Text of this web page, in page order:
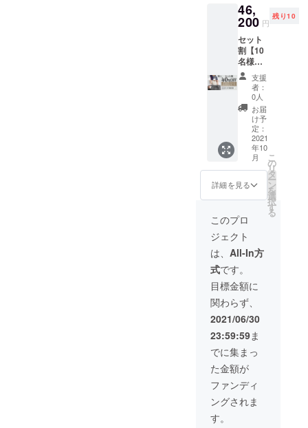
100%
サイ
ｘ
H180(c
m) 重
量:約
200g ※
モニ
ター環
境によ
り実際
の商品
の色合
いと異
見える
場合が
す。 ※
製造状
況によ
り出荷
遅れる
場合、
早急に
ご連絡
致しま
す。
ベー
ジュ ・
ライト
グレー
・ブ
ラック
━ 仕様
━ 素材:
ベビー
アルパ
カ100%
サイ
ズ:W60
H180(c
m) 重
量:約
ター環
り実際
の商品
の色合
いと異
なって
見える
場合が
ありま
製造状
況によ
り出荷
時期が
遅れる
場合、
早急に
（税・
送料
込） 配
送時
期：
2021年
10月頃
予定
【内
容】 下
記2色の
中か
ら、お
好きな1
枚をお
選びく
ださ
2色 ・
ネイ
ビー系
(ストラ
イプ :
ネイ
ビーｘ
レッド)
・グ
レー系
(ストラ
イプ :
ダーク
ブラウ
ンｘラ
イトブ
ルー) ━
仕様 ━
46,
200 円
残り10
セット
割【10
名様限
定！
40％OF
F】 ス
トール2
種とポ
ンチョ1
種の3枚
セット
バッグ3
枚付き
定価
77,000
円
→46,20
0円
（税・
送料
込） 配
送時
期：
2021年
10月頃
予定
【内
容】
DELUX
Eストー
ルから
お好き
なカ
支援
者：
0人
お届
け予
定：
2021
年10
月
詳細を見る
こ
の
リ
タ
ー
ン
を
選
択
す
る
このプロ
ジェクト
は、 All-In方
式です。
目標金額に
関わらず、
2021/06/30
23:59:59ま
でに集まっ
た金額が
ファンディ
ングされま
す。